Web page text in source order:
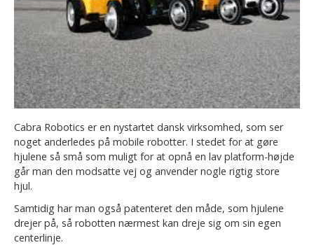
Cabra Robotics er en nystartet dansk virksomhed, som ser
noget anderledes på mobile robotter. I stedet for at gøre
hjulene så små som muligt for at opnå en lav platform-højde
går man den modsatte vej og anvender nogle rigtig store
hjul.
Samtidig har man også patenteret den måde, som hjulene
drejer på, så robotten nærmest kan dreje sig om sin egen
centerlinje.